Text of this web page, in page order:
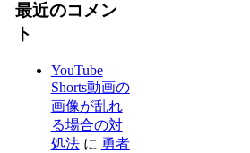
最近のコメン
ト
YouTube
Shorts動画の
画像が乱れ
る場合の対
処法に 勇者